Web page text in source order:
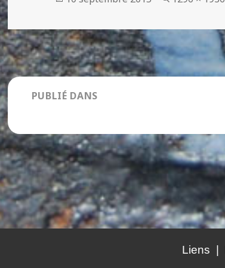
Navigation
de
l’article
PUBLIÉ DANS
Liens